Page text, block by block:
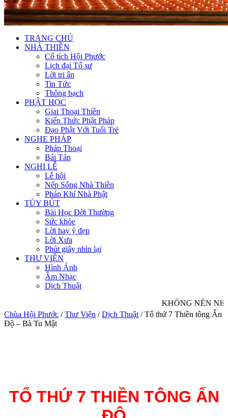
TRANG CHỦ
NHÀ THIỀN
Cổ tích Hội Phước
Lịch đại Tổ sư
Lời tri ân
Tin Tức
Thông bạch
PHẬT HỌC
Giai Thoại Thiền
Kiến Thức Phật Pháp
Đạo Phật Với Tuổi Trẻ
NGHE PHÁP
Pháp Thoại
Bái Tán
NGHI LỄ
Lễ hội
Nếp Sống Nhà Thiền
Pháp Khí Nhà Phật
TÙY BÚT
Bài Học Đời Thường
Sức khỏe
Lời hay ý đẹp
Lời Xưa
Phút giây nhìn lại
THƯ VIỆN
Hình Ảnh
Âm Nhạc
Dịch Thuật
KHÔNG NÊN
Chùa Hội Phước / Thư Viện / Dịch Thuật / Tổ thứ 7 Thiền tông Ấn
Độ – Bà Tu Mật
TỔ THỨ 7 THIỀN TÔNG ẤN